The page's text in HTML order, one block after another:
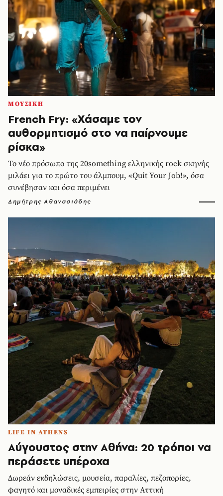
ΜΟΥΣΙΚΗ
French Fry: «Χάσαμε τον
αυθορμητισμό στο να παίρνουμε
ρίσκα»
Το νέο πρόσωπο της 20something ελληνικής rock σκηνής
μιλάει για το πρώτο του άλμπουμ, «Quit Your Job!», όσα
συνέβησαν και όσα περιμένει
Δημήτρης Αθανασιάδης
LIFE IN ATHENS
Αύγουστος στην Αθήνα: 20 τρόποι να
περάσετε υπέροχα
Δωρεάν εκδηλώσεις, μουσεία, παραλίες, πεζοπορίες,
φαγητό και μοναδικές εμπειρίες στην Αττική